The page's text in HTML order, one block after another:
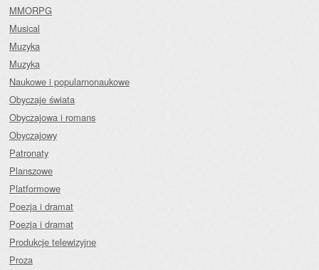
MMORPG
Musical
Muzyka
Muzyka
Naukowe i popularnonaukowe
Obyczaje świata
Obyczajowa i romans
Obyczajowy
Patronaty
Planszowe
Platformowe
Poezja i dramat
Poezja i dramat
Produkcje telewizyjne
Proza